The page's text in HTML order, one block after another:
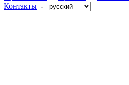
Контакты -